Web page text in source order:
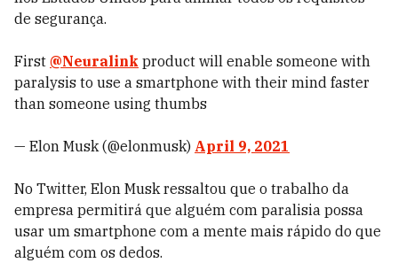
de segurança.
First @Neuralink product will enable someone with
paralysis to use a smartphone with their mind faster
than someone using thumbs
— Elon Musk (@elonmusk) April 9, 2021
No Twitter, Elon Musk ressaltou que o trabalho da
empresa permitirá que alguém com paralisia possa
usar um smartphone com a mente mais rápido do que
alguém com os dedos.